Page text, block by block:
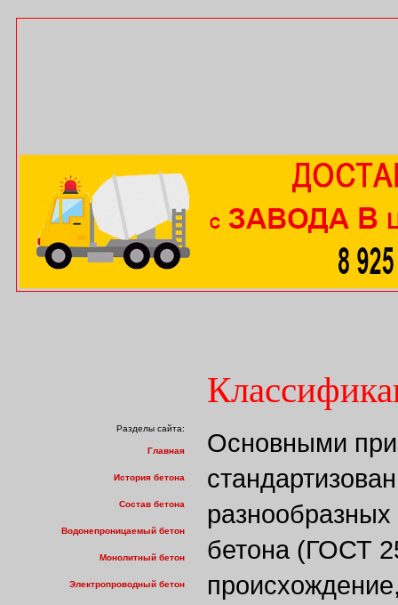
Разделы сайта:
Главная
История бетона
Состав бетона
Водонепроницаемый бетон
Монолитный бетон
Электропроводный бетон
Основными
бетона (ГОСТ